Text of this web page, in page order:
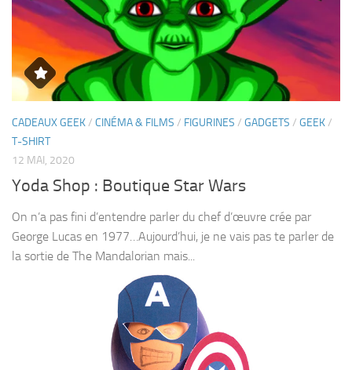
CADEAUX GEEK/ CINÉMA & FILMS / FIGURINES / GADGETS / GEEK/
T-SHIRT
12 MAI, 2020
Yoda Shop : Boutique Star Wars
On n’a pas fini d’entendre parler du chef d’œuvre crée par
George Lucas en 1977…Aujourd’hui, je ne vais pas te parler de
la sortie de The Mandalorian mais...